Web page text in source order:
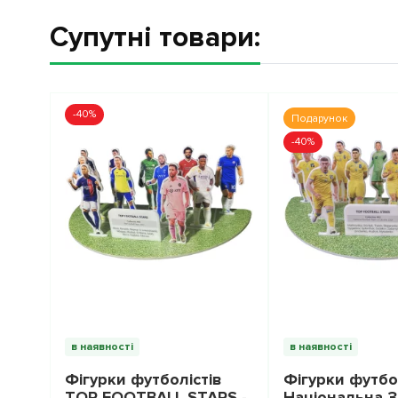
Супутні товари:
-40%
в наявності
Фігурки футболістів
Подарунок
-40%
в наявності
Фігурки